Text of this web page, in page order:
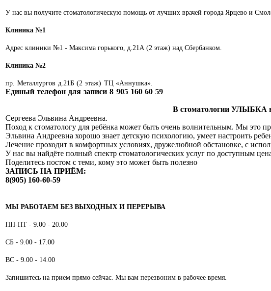
У нас вы получите стоматологическую помощь от лучших врачей города Ярцево и
Клиника №1
Адрес клиники №1 - Максима горького, д.21А (2 этаж) над Сбербанком.
Клиника №2
пр. Металлургов д.21Б (2 этаж) ТЦ «Аннушка».
Единый телефон для записи 8 905 160 60 59
В стоматологии
Сергеева Эльвина Андреевна.
Поход к стоматологу для ребёнка может быть очень волнительным. Мы это
Эльвина Андреевна хорошо знает детскую психологию, умеет настроить
Лечение проходит в комфортных условиях, дружелюбной обстановке, с
У нас вы найдëте полный спектр стоматологических услуг по доступным
Поделитесь постом с теми, кому это может быть полезно
ЗАПИСЬ НА ПРИЁМ:
8(905) 160-60-59
МЫ РАБОТАЕМ БЕЗ ВЫХОДНЫХ И ПЕРЕРЫВА
ПН-ПТ - 9.00 - 20.00
СБ - 9.00 - 17.00
ВС - 9.00 - 14.00
Запишитесь на прием прямо сейчас. Мы вам перезвоним в рабочее время.